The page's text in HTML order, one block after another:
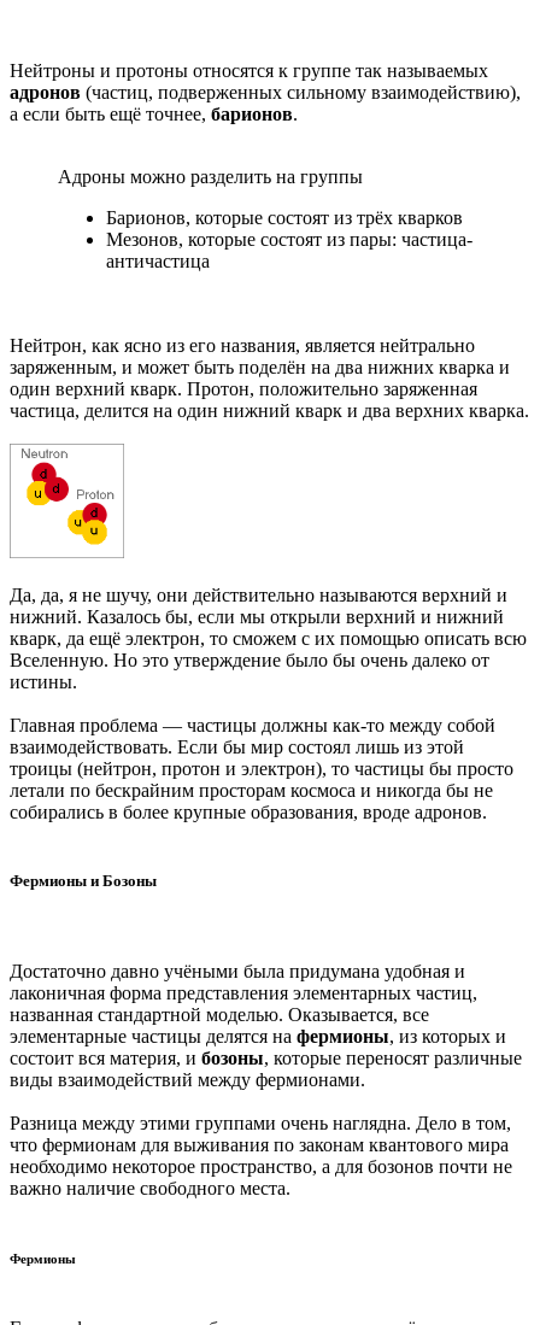
Нейтроны и протоны относятся к группе так называемых
адронов (частиц, подверженных сильному взаимодействию),
а если быть ещё точнее, барионов.
Адроны можно разделить на группы
Барионов, которые состоят из трёх кварков
Мезонов, которые состоят из пары: частица-
античастица
Нейтрон, как ясно из его названия, является нейтрально
заряженным, и может быть поделён на два нижних кварка и
один верхний кварк. Протон, положительно заряженная
частица, делится на один нижний кварк и два верхних кварка.
Да, да, я не шучу, они действительно называются верхний и
нижний. Казалось бы, если мы открыли верхний и нижний
кварк, да ещё электрон, то сможем с их помощью описать всю
Вселенную. Но это утверждение было бы очень далеко от
истины.
Главная проблема — частицы должны как-то между собой
взаимодействовать. Если бы мир состоял лишь из этой
троицы (нейтрон, протон и электрон), то частицы бы просто
летали по бескрайним просторам космоса и никогда бы не
собирались в более крупные образования, вроде адронов.
Фермионы и Бозоны
Достаточно давно учёными была придумана удобная и
лаконичная форма представления элементарных частиц,
названная стандартной моделью. Оказывается, все
элементарные частицы делятся на фермионы, из которых и
состоит вся материя, и бозоны, которые переносят различные
виды взаимодействий между фермионами.
Разница между этими группами очень наглядна. Дело в том,
что фермионам для выживания по законам квантового мира
необходимо некоторое пространство, а для бозонов почти не
важно наличие свободного места.
Фермионы